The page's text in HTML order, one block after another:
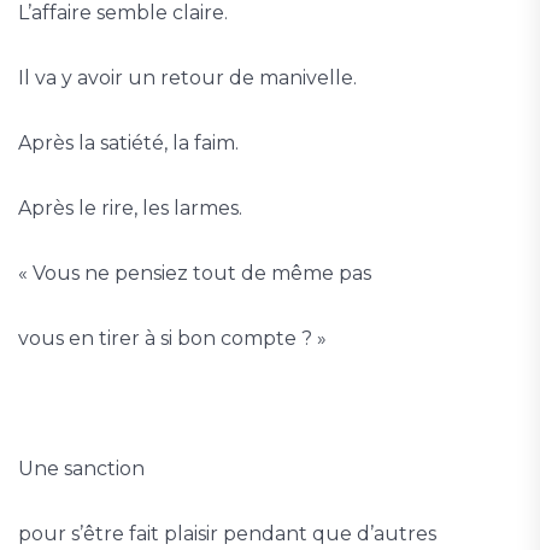
L’affaire semble claire.
Il va y avoir un retour de manivelle.
Après la satiété, la faim.
Après le rire, les larmes.
« Vous ne pensiez tout de même pas
vous en tirer à si bon compte ? »
Une sanction
pour s’être fait plaisir pendant que d’autres